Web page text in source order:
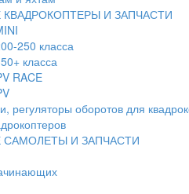
И ЗАПЧАСТИ
250 класса
класса
RACE
регуляторы оборотов для
И ЗАПЧАСТИ